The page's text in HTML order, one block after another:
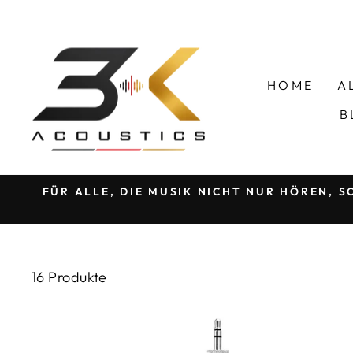
HOME
OB DU BEATS LIEBST ODER AUF
16 Produkte